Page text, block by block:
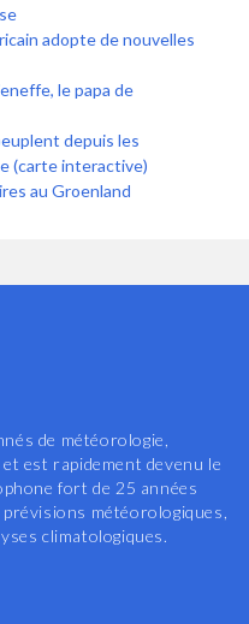
adopte de nouvelles
le papa de
depuis les
(carte interactive)
au Groenland
de météorologie,
est rapidement devenu le
fort de 25 années
météorologiques,
climatologiques.